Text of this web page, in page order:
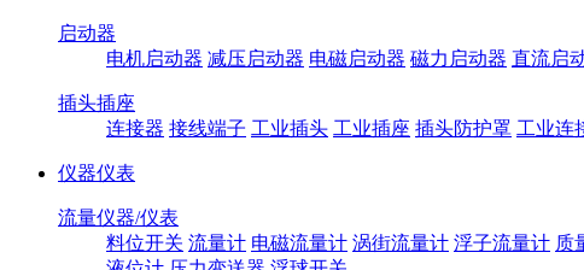
启动器
电机启动器 减压启动器 电磁启动器 磁力启动器 直流启
插头插座
连接器 接线端子 工业插头 工业插座 插头防护罩 工业连
仪器仪表
流量仪器/仪表
料位开关 流量计 电磁流量计 涡街流量计 浮子流量计 质